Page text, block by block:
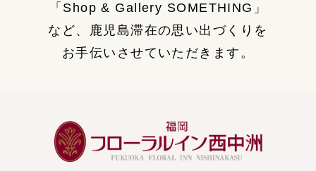
「Shop & Gallery SOMETHING」
など、
鹿児島滞在の思い出づくりを
お手伝いさせていただきます。